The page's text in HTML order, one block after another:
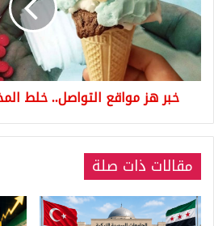
خلط
المخدرات
في
آيس
كريم
خبر هز مواقع التواصل.. خلط
مقالات ذات صلة